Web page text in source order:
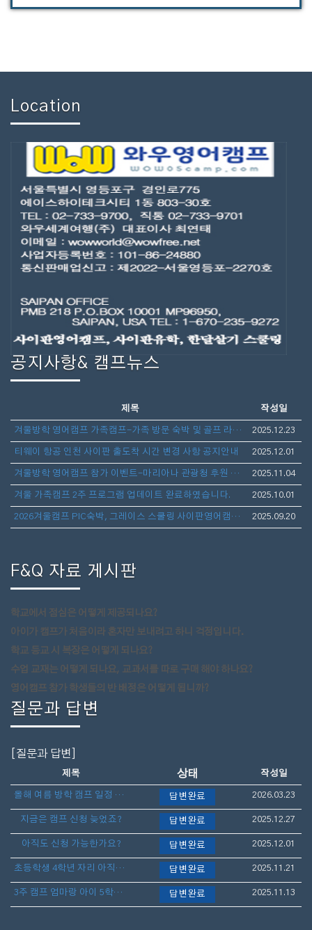
Location
공지사항& 캠프뉴스
제목 작성일
겨울방학 영어캠프 가족캠프-가족 방문 숙박 및 골프 라운딩 안내 2025.12.23
티웨이 항공 인천 사이판 출도착 시간 변경 사항 공지안내 2025.12.01
겨울방학 영어캠프 참가 이벤트-마리아나 관광청 후원 보스턴 가방 선물 증정 2025.11.04
겨울 가족캠프 2주 프로그램 업데이트 완료하였습니다. 2025.10.01
2026겨울캠프 PIC숙박, 그레이스 스쿨링 사이판영어캠프(아이만참가,부모동반)- 1월10일 출발 3주일정 모집 2025.09.20
F&Q 자료 게시판
학교에서 점심은 어떻게 제공되나요?
아이가 캠프가 처음이라 혼자만 보내려고 하니 걱정입니다.
학교 등교 시 복장은 어떻게 되나요?
수업 교재는 어떻게 되나요, 교과서를 따로 구매 해야 하나요?
영어캠프 참가 학생들의 반 배정은 어떻게 됩니까?
질문과 답변
[질문과 답변]
제목 상태 작성일
올해 여름 방학 캠프 일정 언제 나오나요? 답변완료 2026.03.23
지금은 캠프 신청 늦었죠? 답변완료 2025.12.27
아직도 신청 가능한가요? 답변완료 2025.12.01
초등학생 4학년 자리 아직도 가능할까요? 답변완료 2025.11.21
3주 캠프 엄마랑 아이 5학년 아직 늦지 않았나요? 답변완료 2025.11.13